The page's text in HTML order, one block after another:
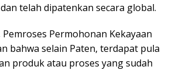
telah dipatenkan secara global.
Pemroses Permohonan Kekayaan
bahwa selain Paten, terdapat pula
produk atau proses yang sudah